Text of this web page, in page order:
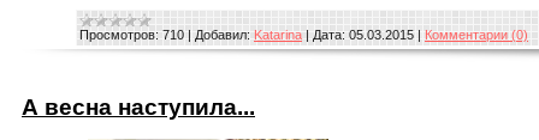
Просмотров: 710 | Добавил: Katarina | Дата: 05.03.2015 | Комментарии (0)
А весна наступила...